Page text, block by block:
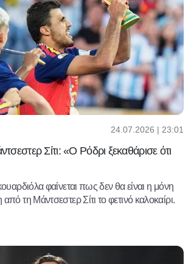
24.07.2026 | 23:01
Σίτι: «Ο Ρόδρι ξεκαθάρισε ότι
φαίνεται πως δεν θα είναι η μόνη
τη Μάντσεστερ Σίτι το φετινό καλοκαίρι.